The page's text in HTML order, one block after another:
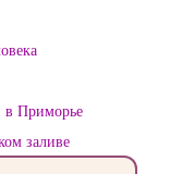
в Приморье
заливе